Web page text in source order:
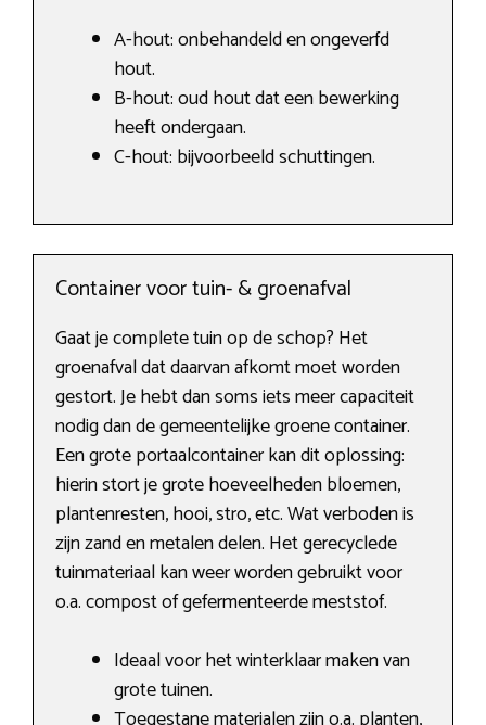
A-hout: onbehandeld en ongeverfd
hout.
B-hout: oud hout dat een bewerking
heeft ondergaan.
C-hout: bijvoorbeeld schuttingen.
Container voor tuin- & groenafval
Gaat je complete tuin op de schop? Het
groenafval dat daarvan afkomt moet worden
gestort. Je hebt dan soms iets meer capaciteit
nodig dan de gemeentelijke groene container.
Een grote portaalcontainer kan dit oplossing:
hierin stort je grote hoeveelheden bloemen,
plantenresten, hooi, stro, etc. Wat verboden is
zijn zand en metalen delen. Het gerecyclede
tuinmateriaal kan weer worden gebruikt voor
o.a. compost of gefermenteerde meststof.
Ideaal voor het winterklaar maken van
grote tuinen.